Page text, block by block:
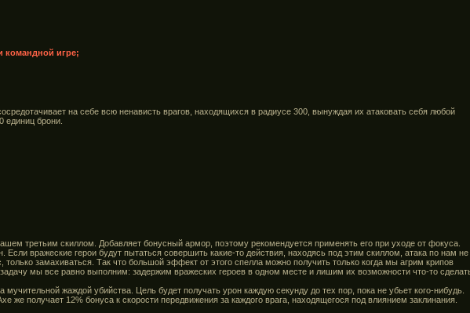
командной игре;
на себе всю ненависть врагов, находящихся в радиусе 300, вынуждая их атаковать себя любой
единиц брони.
третьим скиллом. Добавляет бонусный армор, поэтому рекомендуется применять его при уходе от фокуса.
Если вражеские герои будут пытаться совершить какие-то действия, находясь под этим скиллом, атака по нам не
только замахиваться. Так что большой эффект от этого спелла можно получить только когда мы агрим крипов
мы все равно выполним: задержим вражеских героев в одном месте и лишим их возможности что-то
мучительной жаждой убийства. Цель будет получать урон каждую секунду до тех пор, пока не убьет кого-нибудь.
же получает 12% бонуса к скорости передвижения за каждого врага, находящегося под влиянием заклинания.